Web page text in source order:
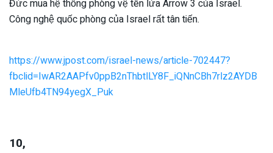
Đức mua hệ thống phòng vệ tên lửa Arrow 3 của Israel.
Công nghệ quốc phòng của Israel rất tân tiến.
https://www.jpost.com/israel-news/article-702447?
fbclid=IwAR2AAPfv0ppB2nThbtlLY8F_iQNnCBh7rlz2AYDB
MleUfb4TN94yegX_Puk
10,